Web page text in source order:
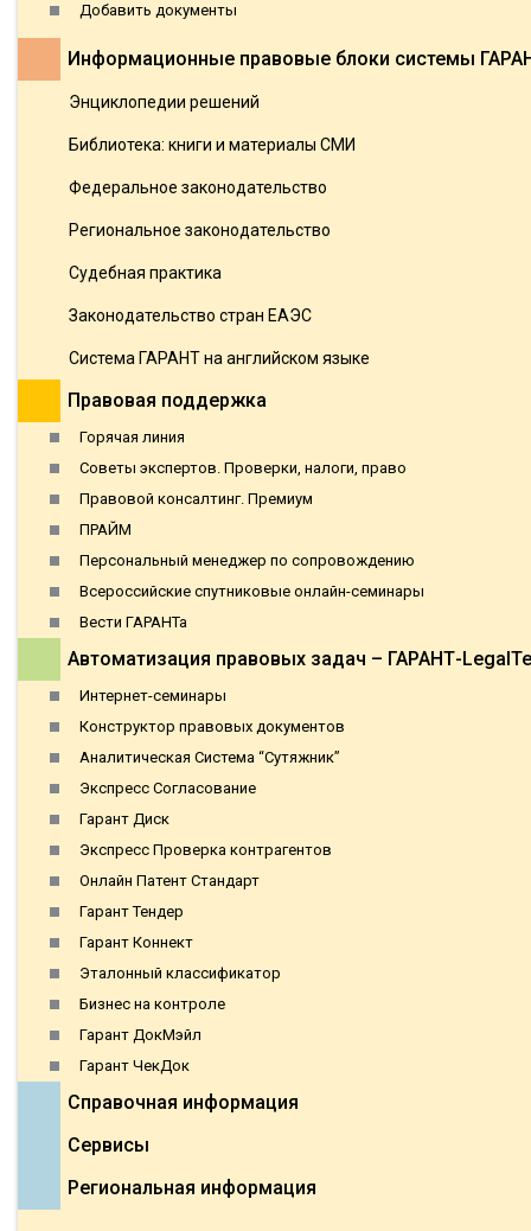
Добавить документы
Информационные правовые блоки системы
Энциклопедии решений
Библиотека: книги и материалы СМИ
Федеральное законодательство
Региональное законодательство
Судебная практика
Законодательство стран ЕАЭС
Система ГАРАНТ на английском языке
Правовая поддержка
Горячая линия
Советы экспертов. Проверки, налоги, право
Правовой консалтинг. Премиум
ПРАЙМ
Персональный менеджер по сопровождению
Всероссийские спутниковые онлайн-семинары
Вести ГАРАНТа
Автоматизация правовых задач – ГАРАНТ-
Интернет-семинары
Конструктор правовых документов
Аналитическая Система “Сутяжник”
Экспресс Согласование
Гарант Диск
Экспресс Проверка контрагентов
Онлайн Патент Стандарт
Гарант Тендер
Гарант Коннект
Эталонный классификатор
Бизнес на контроле
Гарант ДокМэйл
Гарант ЧекДок
Справочная информация
Сервисы
Региональная информация